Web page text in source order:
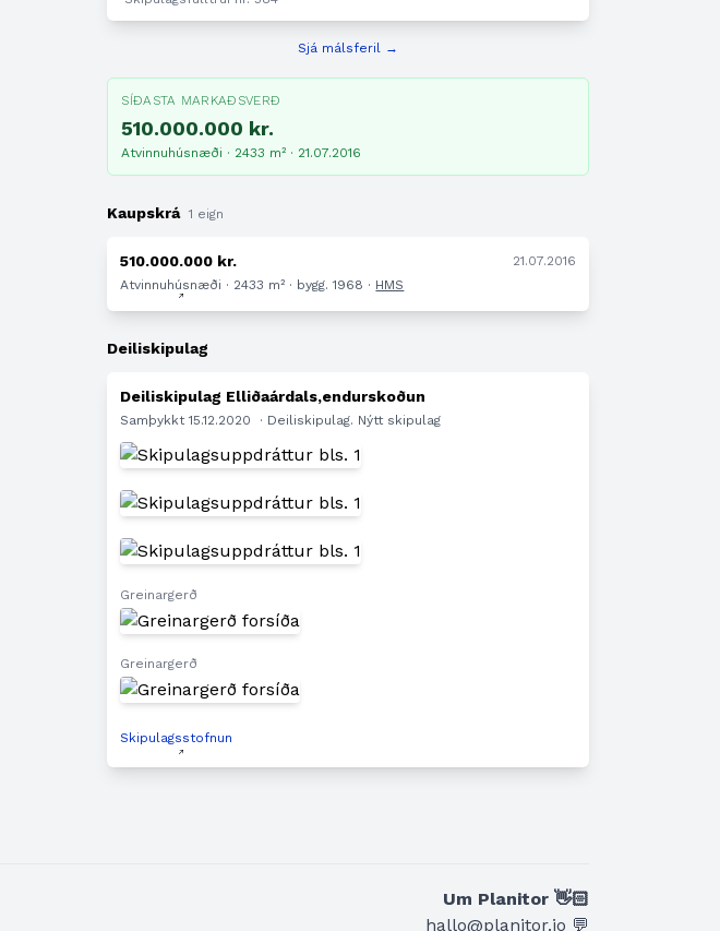
Sjá málsferil →
SÍÐASTA MARKAÐSVERÐ
510.000.000 kr.
Atvinnuhúsnæði · 2433 m² · 21.07.2016
Kaupskrá 1 eign
510.000.000 kr.
21.07.2016
Atvinnuhúsnæði · 2433 m² · bygg. 1968 · HMS
Deiliskipulag
Deiliskipulag Elliðaárdals,endurskoðun
Samþykkt 15.12.2020 · Deiliskipulag. Nýtt skipulag
Greinargerð
Greinargerð
Skipulagsstofnun
Um Planitor 👋🏻
hallo@planitor.io 💬